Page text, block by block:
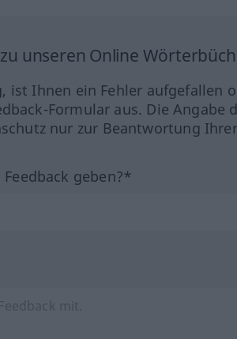
unseren Online
ist Ihnen ein Fehler aufgefallen
Formular aus. Die
nur zur Beantwortung
geben?*